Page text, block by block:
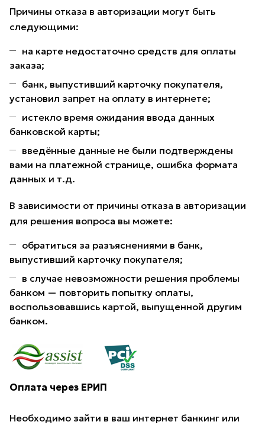
Причины отказа в авторизации могут быть
следующими:
на карте недостаточно средств для оплаты
заказа;
банк, выпустивший карточку покупателя,
установил запрет на оплату в интернете;
истекло время ожидания ввода данных
банковской карты;
введённые данные не были подтверждены
вами на платежной странице, ошибка формата
данных и т.д.
В зависимости от причины отказа в авторизации
для решения вопроса вы можете:
обратиться за разъяснениями в банк,
выпустивший карточку покупателя;
в случае невозможности решения проблемы
банком — повторить попытку оплаты,
воспользовавшись картой, выпущенной другим
банком.
Оплата через ЕРИП
Необходимо зайти в ваш интернет банкинг или